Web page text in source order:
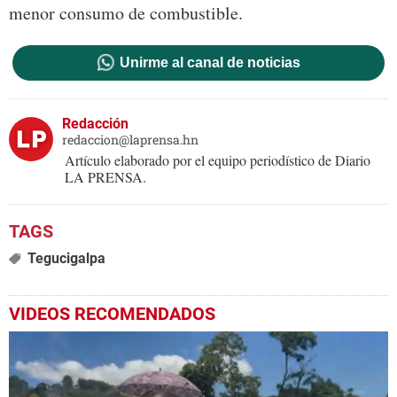
menor consumo de combustible.
Unirme al canal de noticias
Redacción
redaccion@laprensa.hn
Artículo elaborado por el equipo periodístico de Diario
LA PRENSA.
Tegucigalpa
VIDEOS RECOMENDADOS